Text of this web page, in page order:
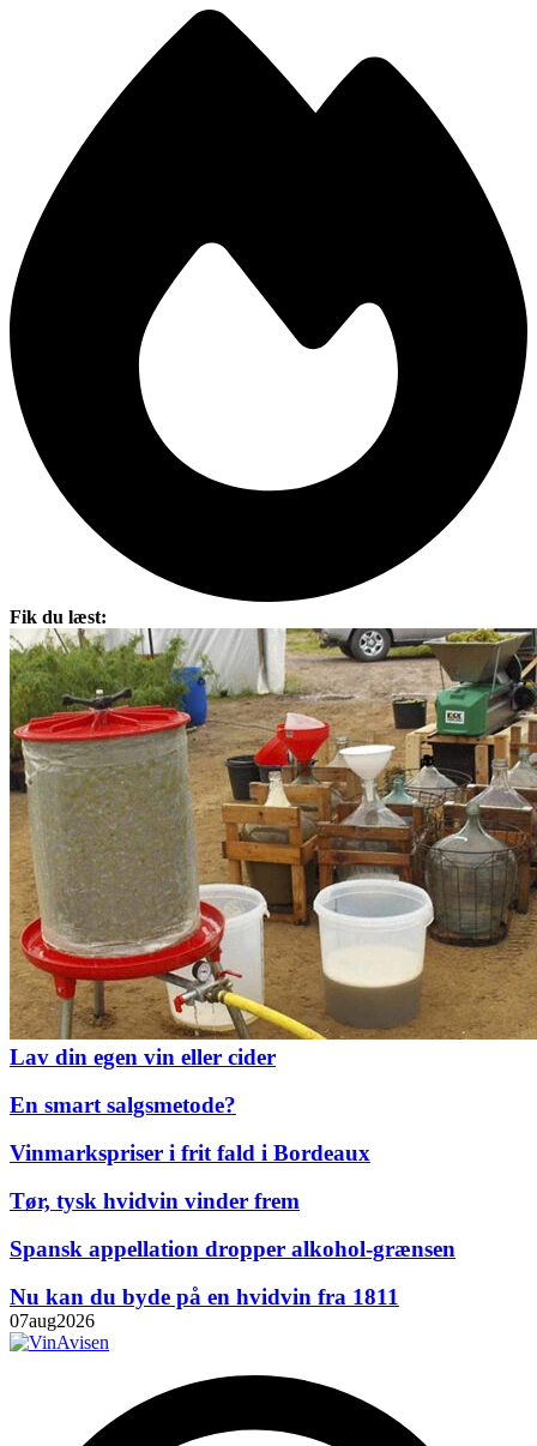
Fik du læst:
Lav din egen vin eller cider
En smart salgsmetode?
Vinmarkspriser i frit fald i Bordeaux
Tør, tysk hvidvin vinder frem
Spansk appellation dropper alkohol-grænsen
Nu kan du byde på en hvidvin fra 1811
07aug2026